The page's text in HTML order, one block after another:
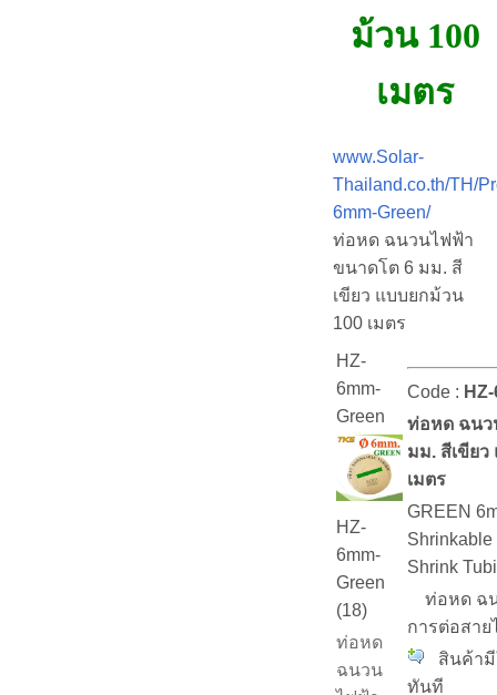
ม้วน 100
เมตร
www.Solar-
Thailand.co.th/TH/
6mm-Green/
ท่อหด ฉนวนไฟฟ้า
ขนาดโต 6 มม. สี
เขียว แบบยกม้วน
100 เมตร
HZ-
6mm-
Green
HZ-
6mm-
Green
(18)
ท่อหด
ฉนวน
Code :
ท่อหด ฉนว
มม. สีเขียว
เมตร
GREEN
Shrinkable
Shrink
ท่อหด ฉน
การต่อสา
สินค้ามี
ทันที